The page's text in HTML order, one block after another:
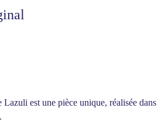
est une pièce unique, réalisée dans